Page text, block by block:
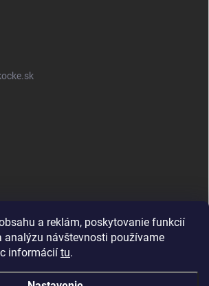
a reklám, poskytovanie funkcií
analýzu návštevnosti používame
informácií tu.